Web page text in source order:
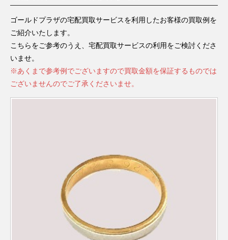
ゴールドプラザの宅配買取サービスを利用したお客様の買取例を
ご紹介いたします。
こちらをご参考のうえ、宅配買取サービスの利用をご検討くださ
いませ。
※あくまで参考例でございますので買取金額を保証するものでは
ございませんのでご了承くださいませ。